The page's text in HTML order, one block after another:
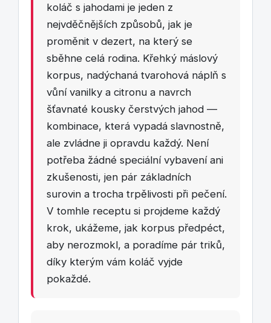
koláč s jahodami je jeden z
nejvděčnějších způsobů, jak je
proměnit v dezert, na který se
sběhne celá rodina. Křehký máslový
korpus, nadýchaná tvarohová náplň s
vůní vanilky a citronu a navrch
šťavnaté kousky čerstvých jahod —
kombinace, která vypadá slavnostně,
ale zvládne ji opravdu každý. Není
potřeba žádné speciální vybavení ani
zkušenosti, jen pár základních
surovin a trocha trpělivosti při pečení.
V tomhle receptu si projdeme každý
krok, ukážeme, jak korpus předpéct,
aby nerozmokl, a poradíme pár triků,
díky kterým vám koláč vyjde
pokaždé.